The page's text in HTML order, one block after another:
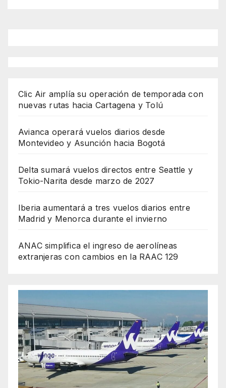
Clic Air amplía su operación de temporada con
nuevas rutas hacia Cartagena y Tolú
Avianca operará vuelos diarios desde
Montevideo y Asunción hacia Bogotá
Delta sumará vuelos directos entre Seattle y
Tokio-Narita desde marzo de 2027
Iberia aumentará a tres vuelos diarios entre
Madrid y Menorca durante el invierno
ANAC simplifica el ingreso de aerolíneas
extranjeras con cambios en la RAAC 129